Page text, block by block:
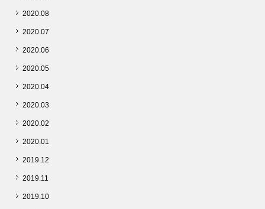
2020.08
2020.07
2020.06
2020.05
2020.04
2020.03
2020.02
2020.01
2019.12
2019.11
2019.10